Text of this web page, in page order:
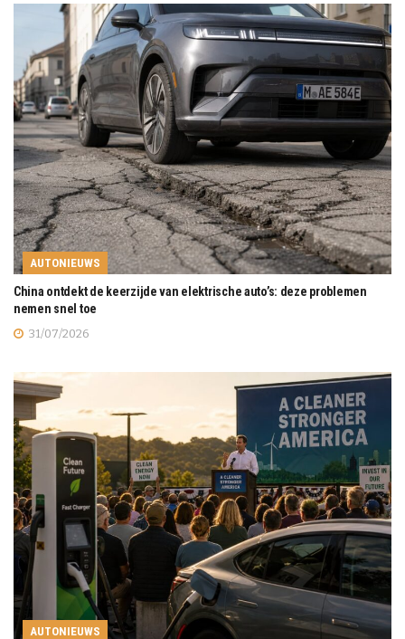
AUTONIEUWS
China ontdekt de keerzijde van elektrische auto’s: deze problemen
nemen snel toe
31/07/2026
AUTONIEUWS